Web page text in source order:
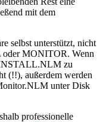
mit dem
selbst unterstützt, nicht
oder MONITOR. Wenn
INSTALL.NLM zu
(!!), außerdem werden
unter Disk
professionelle